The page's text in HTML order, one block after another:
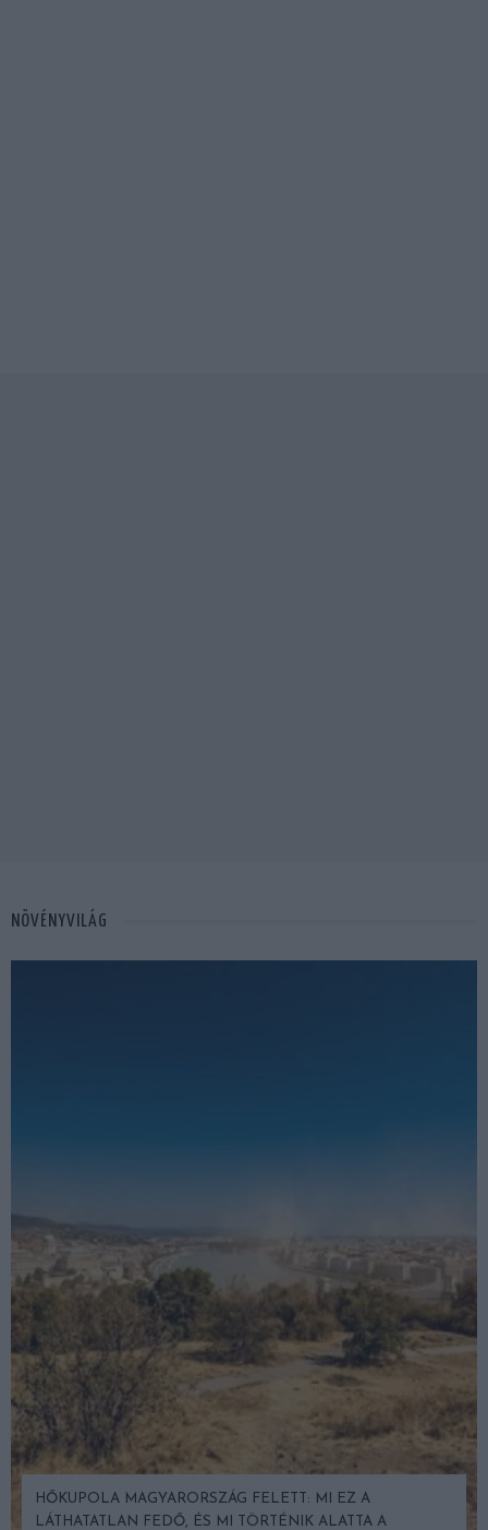
NÖVÉNYVILÁG
HŐKUPOLA MAGYARORSZÁG FELETT: MI EZ A
LÁTHATATLAN FEDŐ, ÉS MI TÖRTÉNIK ALATTA A